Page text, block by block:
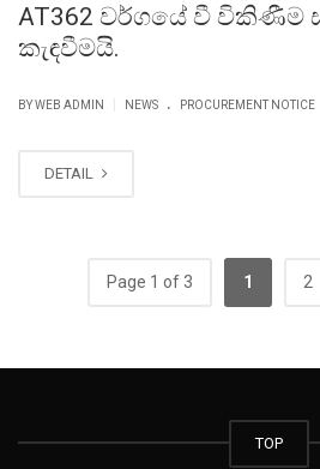
AT362 වර්ගයේ වී
කැඳවීමයි.
BY WEB ADMIN NEWS . PROCUREMENT NOTICE
DETAIL
Page 1 of 3 1 2
TOP